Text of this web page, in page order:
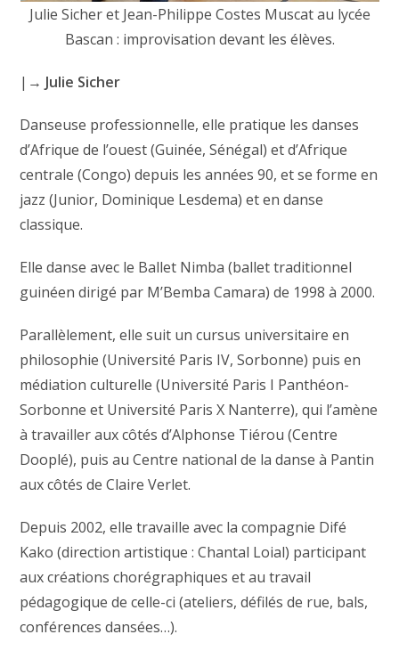
Julie Sicher et Jean-Philippe Costes Muscat au lycée
Bascan : improvisation devant les élèves.
|→ Julie Sicher
Danseuse professionnelle, elle pratique les danses
d’Afrique de l’ouest (Guinée, Sénégal) et d’Afrique
centrale (Congo) depuis les années 90, et se forme en
jazz (Junior, Dominique Lesdema) et en danse
classique.
Elle danse avec le Ballet Nimba (ballet traditionnel
guinéen dirigé par M’Bemba Camara) de 1998 à 2000.
Parallèlement, elle suit un cursus universitaire en
philosophie (Université Paris IV, Sorbonne) puis en
médiation culturelle (Université Paris I Panthéon-
Sorbonne et Université Paris X Nanterre), qui l’amène
à travailler aux côtés d’Alphonse Tiérou (Centre
Dooplé), puis au Centre national de la danse à Pantin
aux côtés de Claire Verlet.
Depuis 2002, elle travaille avec la compagnie Difé
Kako (direction artistique : Chantal Loial) participant
aux créations chorégraphiques et au travail
pédagogique de celle-ci (ateliers, défilés de rue, bals,
conférences dansées…).